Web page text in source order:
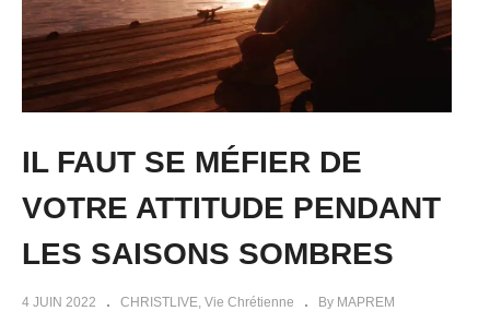
IL FAUT SE MÉFIER DE
VOTRE ATTITUDE PENDANT
LES SAISONS SOMBRES
4 JUIN 2022 CHRISTLIVE Vie Chrétienne By MAPREM